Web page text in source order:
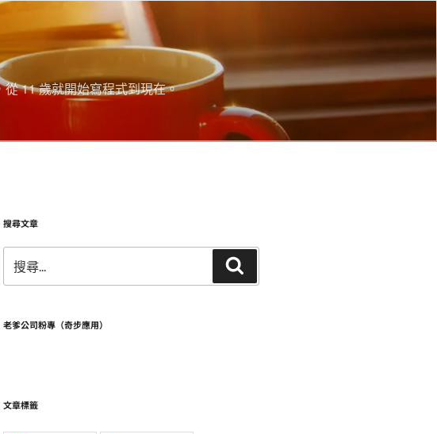
11 歲就開始寫程式到現在。
搜尋文章
尋
關
字:
尋
老爹公司粉專（奇步應用）
文章標籤